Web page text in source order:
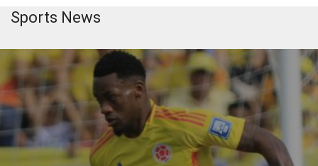
Sports News